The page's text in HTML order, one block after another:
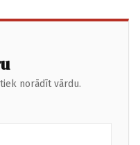
norādīt vārdu.